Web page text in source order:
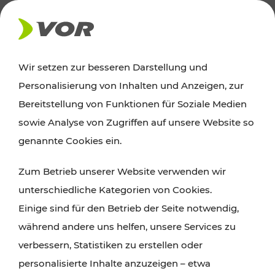
AKTUELLES
Ausflugstipps
Wien, Niederösterreich und das Burgenland
Wanderungen, Kultur und Gastronomie,
Radtouren oder purer Naturgenuss – viele
Attraktionen sind mit den Ticket- und Fahrplan-
Angeboten des VOR gut und schnell erreichbar.
Wir setzen zur besseren Darstellung und
Personalisierung von Inhalten und Anzeigen, zur
Bereitstellung von Funktionen für Soziale Medien
sowie Analyse von Zugriffen auf unsere Website so
genannte Cookies ein.
Zum Betrieb unserer Website verwenden wir
unterschiedliche Kategorien von Cookies.
Einige sind für den Betrieb der Seite notwendig,
während andere uns helfen, unsere Services zu
verbessern, Statistiken zu erstellen oder
personalisierte Inhalte anzuzeigen – etwa